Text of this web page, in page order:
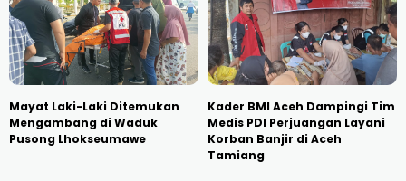
Mayat Laki-Laki Ditemukan
Mengambang di Waduk
Pusong Lhokseumawe
Kader BMI Aceh Dampingi Tim
Medis PDI Perjuangan Layani
Korban Banjir di Aceh
Tamiang